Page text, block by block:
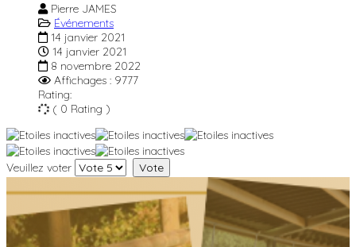
Pierre JAMES
Événements
14 janvier 2021
14 janvier 2021
8 novembre 2022
Affichages : 9777
Rating:
( 0 Rating )
Veuillez voter